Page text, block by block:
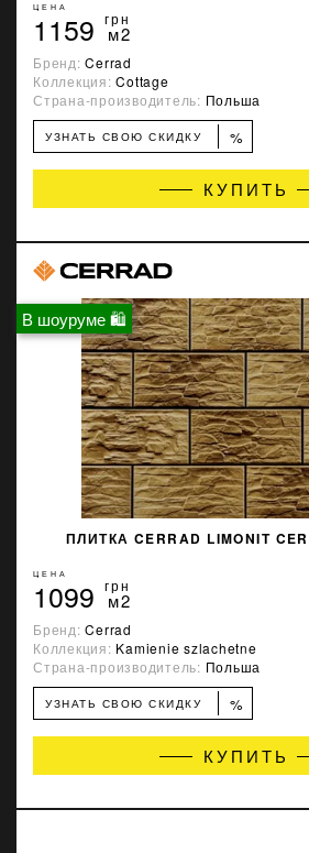
ЦЕНА
1159 грн
м2
Бренд:Cerrad
Коллекция:Cottage
Страна-производитель: Польша
УЗНАТЬ СВОЮ СКИДКУ %
КУПИТЬ
В шоуруме 🛍
ПЛИТКА CERRAD LIMONIT
ЦЕНА
1099 грн
м2
Бренд:Cerrad
Коллекция: Kamienie szlachetne
Страна-производитель: Польша
УЗНАТЬ СВОЮ СКИДКУ %
КУПИТЬ